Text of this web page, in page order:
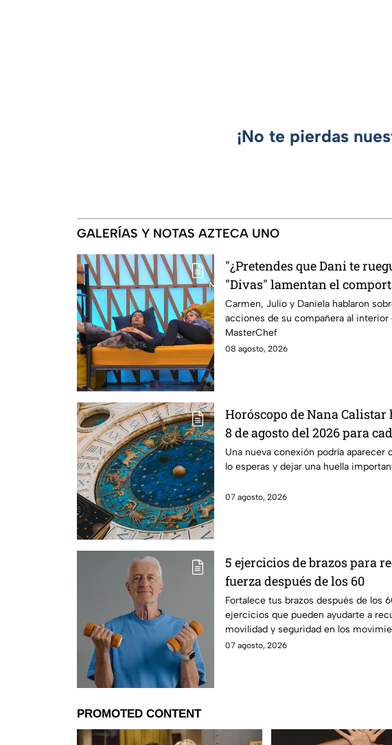
¡No te pierdas
GALERÍAS Y NOTAS AZTECA UNO
"¿Pretendes que Dani te
"Divas" lamentan el
Michelle en MasterChef 24/7
Carmen, Julio y Daniela hablaron
acciones de su compañera al interior
MasterChef
08 agosto, 2026
Horóscopo de Nana Calistar
8 de agosto del 2026 para
una conexión inesperada
transformar tus próximos
Una nueva conexión podría aparecer
lo esperas y dejar una huella
07 agosto, 2026
5 ejercicios de brazos para
fuerza después de los 60
Fortalece tus brazos después de los
ejercicios que pueden ayudarte a
movilidad y seguridad en los
cotidianos.
07 agosto, 2026